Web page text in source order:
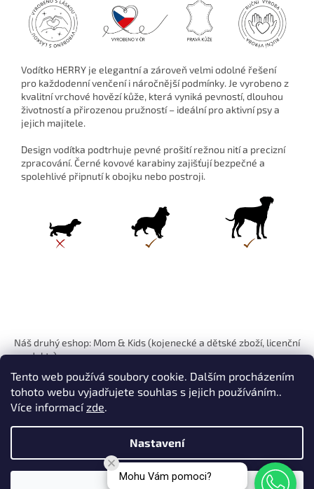
Tento web používá soubory cookie. Dalším procházením
tohoto webu vyjadřujete souhlas s jejich používáním..
Více informacízde.
Nastavení
Vodítko HERRY je elegantní a zároveň velmi odolné řešení
pro každodenní venčení i náročnější podmínky. Je vyrobeno z
kvalitní vrchové hovězí kůže, která vyniká pevností, dlouhou
životností a přirozenou pružností – ideální pro aktivní psy a
jejich majitele.
Design vodítka podtrhuje pevné prošití režnou nití a precizní
zpracování. Černé kovové karabiny zajišťují bezpečné a
spolehlivé připnutí k obojku nebo postroji.
p
Náš druhý eshop: Mom & Kids (kojenecké a dětské zboží, licenční
produkty)
Vytvořil Shoptet
Mohu Vám pomoci?